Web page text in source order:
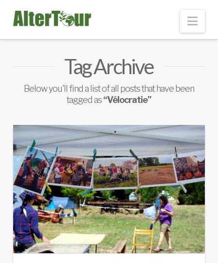
Tag Archive
Below you'll find a list of all posts that have been
tagged as“Vélocratie”